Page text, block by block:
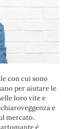
con cui sono
per aiutare le
loro vite e
e
mercato.